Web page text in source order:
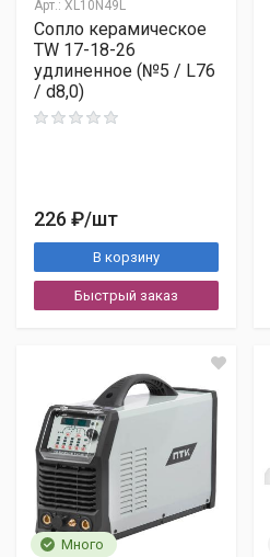
Я согласен на обработку
соответствии сСогласием на
данныхи ознакомлен с
персональных данных.
Опубликовать
Счёт
Сертификаты
Выходные:
по
Трекинг:трек-номер
Отгрузка:
через 1–2
только по
Арт.: XL10N49L
Сопло керамическое
TW 17-18-26
удлиненное (№5 / L76
/ d8,0)
226 ₽/шт
В корзину
Быстрый заказ
Много